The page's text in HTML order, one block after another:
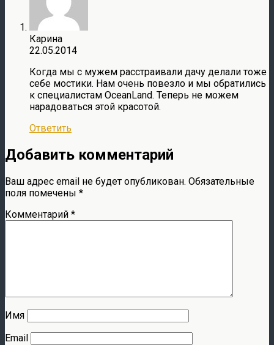
Карина
22.05.2014
Когда мы с мужем расстраивали дачу делали тоже
себе мостики. Нам очень повезло и мы обратились
к специалистам OceanLand. Теперь не можем
нарадоваться этой красотой.
Ответить
Добавить комментарий
Ваш адрес email не будет опубликован. Обязательные
поля помечены *
Комментарий *
Имя
Email